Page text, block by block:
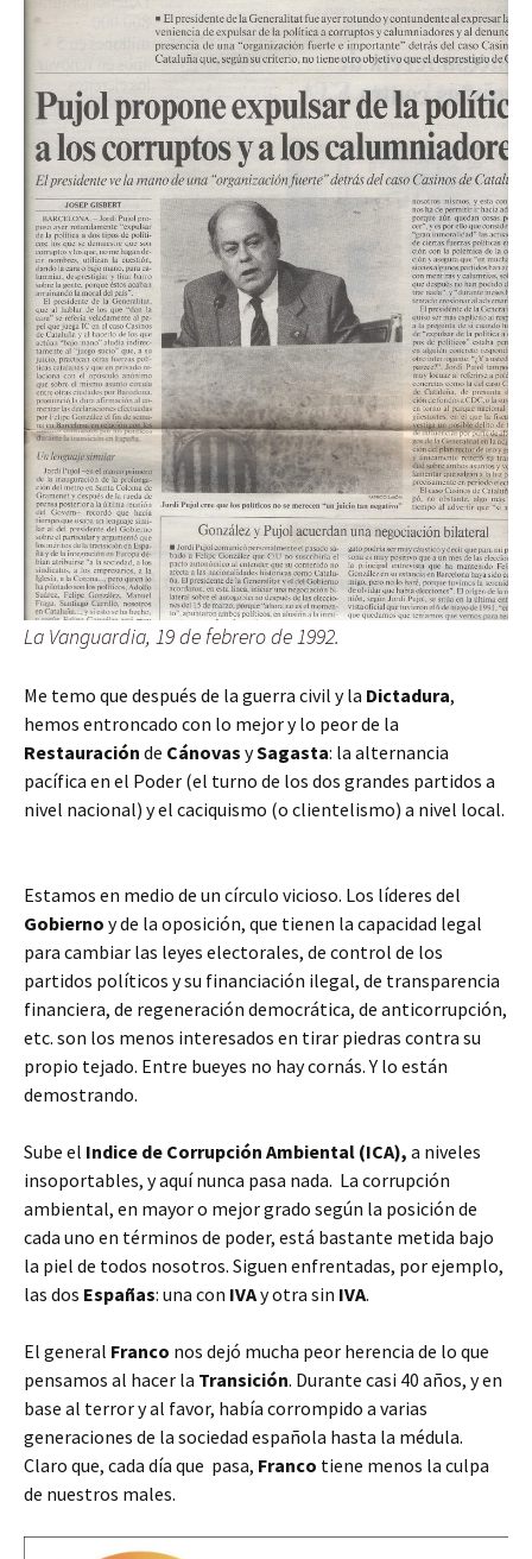
La Vanguardia, 19 de febrero de 1992.
Me temo que después de la guerra civil y la Dictadura,
hemos entroncado con lo mejor y lo peor de la
Restauración de Cánovas ySagasta: la alternancia
pacífica en el Poder (el turno de los dos grandes partidos a
nivel nacional) y el caciquismo (o clientelismo) a nivel local.
Estamos en medio de un círculo vicioso. Los líderes del
Gobierno y de la oposición, que tienen la capacidad legal
para cambiar las leyes electorales, de control de los
partidos políticos y su financiación ilegal, de transparencia
financiera, de regeneración democrática, de anticorrupción,
etc. son los menos interesados en tirar piedras contra su
propio tejado. Entre bueyes no hay cornás. Y lo están
demostrando.
Sube el Indice de Corrupción Ambiental (ICA), a niveles
insoportables, y aquí nunca pasa nada. La corrupción
ambiental, en mayor o mejor grado según la posición de
cada uno en términos de poder, está bastante metida bajo
la piel de todos nosotros. Siguen enfrentadas, por ejemplo,
las dos Españas: una con IVAy otra sin IVA.
El general Franco nos dejó mucha peor herencia de lo que
pensamos al hacer la Transición. Durante casi 40 años, y en
base al terror y al favor, había corrompido a varias
generaciones de la sociedad española hasta la médula.
Claro que, cada día que pasa, Franco tiene menos la culpa
de nuestros males.